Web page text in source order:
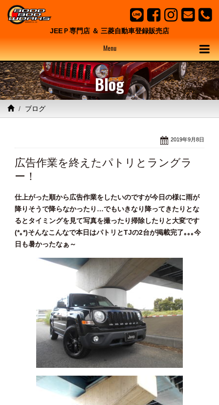
JEEＰ専門店 ＆ 三菱自動車登録販売店
Menu
Blog
ブログ
2019年9月8日
広告作業を終えたパトリとラングラ
ー！
仕上がった順から広告作業をしたいのですが今日の様に雨が
降りそうで降らなかったり…でもいきなり降ってきたりとな
るとタイミングを見て写真を撮ったり掃除したりと大変です
(*｡*)そんなこんなで本日はパトリとTJの2台が掲載完了｡｡｡今
日も暑かったなぁ～